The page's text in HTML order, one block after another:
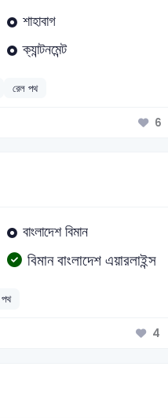
শাহাবাগ
ক্যান্টনমেন্ট
রেল পথ
6
বাংলাদেশ বিমান
বিমান বাংলাদেশ এয়ারলাইন্স
4